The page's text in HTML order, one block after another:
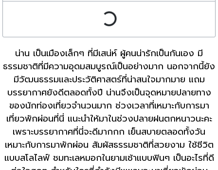
น่าน เป็นเมืองเล็กๆ ที่มีเสน่ห์ ผู้คนน่ารักเป็นกันเอง มี
ธรรมชาติที่มีความอุดมสมบูรณ์เป็นอย่างมาก นอกจากนี้ยัง
มีวัฒนธรรมและประวัติศาสตร์ที่น่าสนใจมากมาย แถม
บรรยากาศยังดีตลอดทั้งปี น่านจึงเป็นจุดหมายปลายทาง
ของนักท่องเที่ยวจำนวนมาก ช่วงเวลาที่เหมาะกับการมา
เที่ยวพักผ่อนที่นี่ แนะนำให้มาในช่วงปลายฝนตกหนาวนะคะ
เพราะบรรยากาศที่นี่จะดีมากกก เย็นสบายตลอดทั้งวัน
เหมาะกับการมาพักผ่อน สัมผัสธรรมชาติที่สวยงาม ใช้ชีวิต
แบบสโลไลฟ์ ชมทะเลหมอกในยามเช้าแบบฟินๆ เป็นอะไรที่ดี